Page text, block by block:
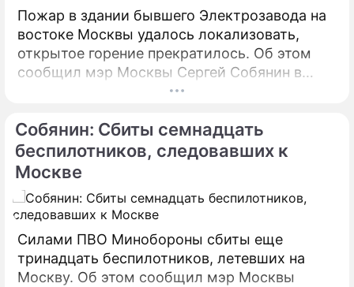
Пожар в здании бывшего Электрозавода на
востоке Москвы удалось локализовать,
открытое горение прекратилось. Об этом
сообщил мэр Москвы Сергей Собянин в
своем Telegram-канале. По его словам, в
предпринимаются все меры по ликвидации
пожара.
Собянин: Сбиты семнадцать
беспилотников, следовавших к
Москве
Силами ПВО Минобороны сбиты еще
тринадцать беспилотников, летевших на
Москву. Об этом сообщил мэр Москвы